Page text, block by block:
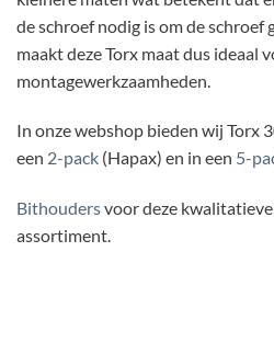
de schroef nodig is om de schroef
maakt deze Torx maat dus ideaal
montagewerkzaamheden.
In onze webshop bieden wij Torx
een 2-pack (Hapax) en in een 5-
Bithoudersvoor deze
assortiment.